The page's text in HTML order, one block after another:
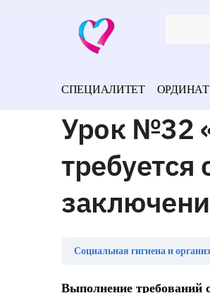
СПЕЦИАЛИТЕТ
Урок №32
Социальная гигиена и
Выполнение требований